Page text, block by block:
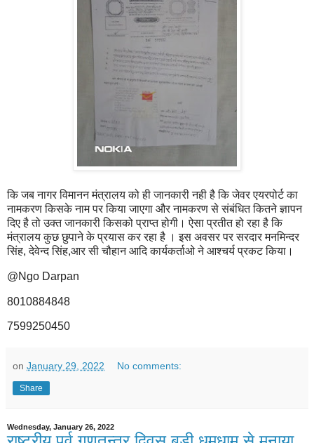
कि जब नागर विमानन मंत्रालय को ही जानकारी नही है कि जेवर एयरपोर्ट का
नामकरण किसके नाम पर किया जाएगा और नामकरण से संबंधित कितने ज्ञापन
दिए है तो उक्त जानकारी किसको प्राप्त होगी। ऐसा प्रतीत हो रहा है कि
मंत्रालय कुछ छुपाने के प्रयास कर रहा है । इस अवसर पर सरदार मनमिन्दर
सिंह, देवेन्द सिंह,आर सी चौहान आदि कार्यकर्ताओ ने आश्चर्य प्रकट किया।
@Ngo Darpan
8010884848
7599250450
on January 29, 2022 No comments:
Share
Wednesday, January 26, 2022